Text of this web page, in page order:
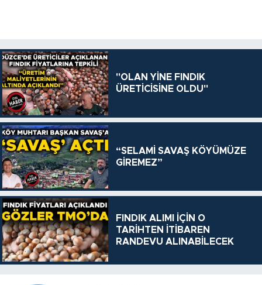
"OLAN YİNE FINDIK
ÜRETİCİSİNE OLDU"
“SELAMİ SAVAŞ KÖYÜMÜZE
GİREMEZ”
FINDIK ALIMI İÇİN O
TARİHTEN İTİBAREN
RANDEVU ALINABİLECEK